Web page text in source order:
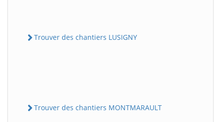
Trouver des chantiers LUSIGNY
Trouver des chantiers MONTMARAULT